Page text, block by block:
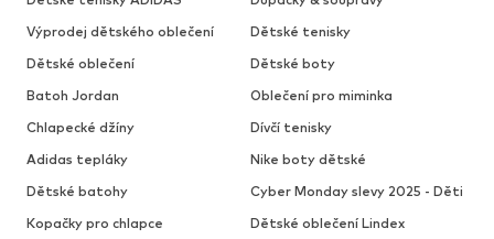
Výprodej dětského oblečení
Dětské tenisky
Dětské oblečení
Dětské boty
Batoh Jordan
Oblečení pro miminka
Chlapecké džíny
Dívčí tenisky
Adidas tepláky
Nike boty dětské
Dětské batohy
Cyber Monday slevy 2025 - Děti
Kopačky pro chlapce
Dětské oblečení Lindex